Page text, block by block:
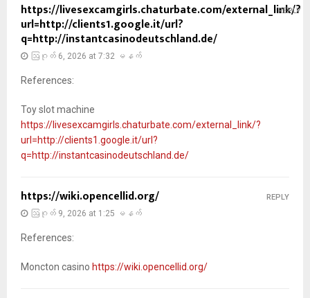
https://livesexcamgirls.chaturbate.com/external_link/?
url=http://clients1.google.it/url?
q=http://instantcasinodeutschland.de/
ဩဂုတ် 6, 2026 at 7:32 မနက်
References:
Toy slot machine
https://livesexcamgirls.chaturbate.com/external_link/?
url=http://clients1.google.it/url?
q=http://instantcasinodeutschland.de/
REPLY
https://wiki.opencellid.org/
ဩဂုတ် 9, 2026 at 1:25 မနက်
References:
Moncton casino https://wiki.opencellid.org/
REPLY